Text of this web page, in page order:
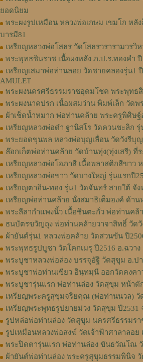
ยอดนิยม
พระผงรูปเหมือน หลวงพ่อเกษม เขมโก หลั
บารมี81
เหรียญหลวงพ่อโสธร วัดโสธรวรารามวรวิห
พระพุทธชินราช เนื้อผงหลัง ภ.ป.ร.ทองคำ
เหรียญเสมาพ่อท่านลอย วัดชายคลองรุ่น1 ปี
AMULET
พระผงนครศรีธรรมราชอุดมโชค พระพุทธ
พระผงนาคปรก เนื้อผสมว่าน พิมพ์เล็ก วัดพ
ผ้าเช็ดน้ำหมาก พ่อท่านคล้าย พระครูพิศิษ
เหรียญหลวงพ่อดำ ฐานิสโร วัดควนชะลิก รุ่
พระยอดขุนพล หลวงพ่อบุญเลื่อน วัดวังรีบุ
ล๊อกเก็ตพ่อท่านคล้าย วัดบ้านทุ่ง(ทุ่งเสรี) ที่
เหรียญหลวงพ่อโอภาสี เนื้อพลาสติกสีขาว
เหรียญหลวงพ่อขาว วัดบางใหญ่ รุ่นแรกปี
เหรียญตาอิน-ทอง รุ่น1 วัดจันทร์ สายใต้ จั
เหรียญพ่อท่านคล้าย นั่งสมาธิเต็มองค์ ด้าน
พระลีลากำแพงนิ้ว เนื้อชินตะกั่ว พ่อท่านคล้
ธนบัตรขวัญถุง พ่อท่านคล้ายวาจาสิทธิ์ วัดวั
ผ้ายันต์รุ่น1 หลวงพ่อคล้าย วัดสวนขัน ปี
พระพุทธรูปบูชา วัดโคกเมรุ ปี2516 อ.ฉวา
พระบูชาหลวงพ่อล่อง บรรจุอัฐิ วัดสุขุม อ.ป
พระบูชาพ่อท่านเขียว อินฺทมุนี ออกวัดคงค
พระบูชารุ่นแรก พ่อท่านล่อง วัดสุขุม หน้าตั
เหรียญพระครูสุขุมจริยคุณ (พ่อท่านนวล) วั
เหรียญพระพุทธรูปยายม่วง วัดสุขุม ปี2531
รูปหล่อพ่อท่านล่อง วัดสุขุม นครศรีธรรมรา
รูปเหมือนหลวงพ่อสงฆ์ วัดเจ้าฟ้าศาลาลอย
พระปิดตารุ่นแรก พ่อท่านล่อง ขันธวัณโณ วั
ผ้ายันต์พ่อท่านล่อง พระครูสุขุมธรรมพินิจ